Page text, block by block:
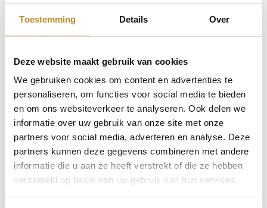
Toestemming Details Over
Deze website maakt gebruik van cookies
We gebruiken cookies om content en advertenties te
personaliseren, om functies voor social media te bieden
en om ons websiteverkeer te analyseren. Ook delen we
informatie over uw gebruik van onze site met onze
partners voor social media, adverteren en analyse. Deze
partners kunnen deze gegevens combineren met andere
informatie die u aan ze heeft verstrekt of die ze hebben
verzameld op basis van uw gebruik van hun services.